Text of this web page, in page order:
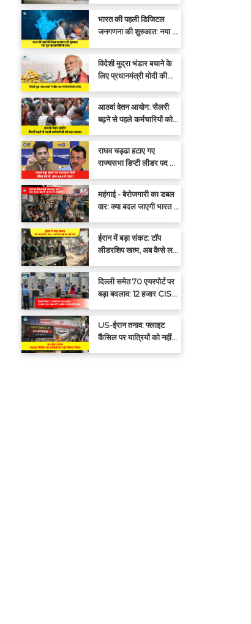
भारत की पहली डिजिटल
जनगणना की शुरुआत: नया युग
विदेशी मुद्रा भंडार बचाने के
लिए प्रधानमंत्री मोदी की
आठवां वेतन आयोग: सैलरी
बढ़ने से पहले कर्मचारियों को
राघव चड्ढा हटाए गए
राज्यसभा डिप्टी लीडर पद से,
महंगाई - बेरोजगारी का डबल
वार: क्या बदल जाएगी भारत की
ईरान में बड़ा संकट: टॉप
लीडरशिप खत्म, अब कैसे लड़ी
दिल्ली समेत 70 एयरपोर्ट पर
बड़ा बदलाव: 12 हजार CISF
संभालेंगे सुरक्षा
US-ईरान तनाव: फ्लाइट
कैंसिल पर यात्रियों को नहीं